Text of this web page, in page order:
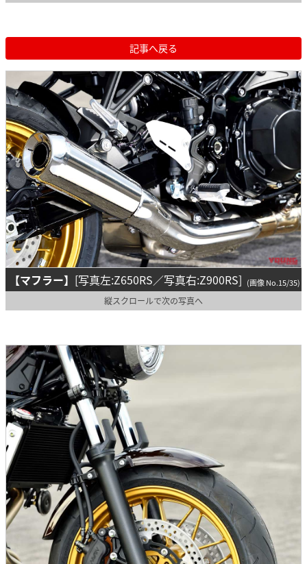
記事へ戻る
【マフラー】 [写真左:Z650RS／写真右:Z900RS] (画像 No.15/35)
縦スクロールで次の写真へ